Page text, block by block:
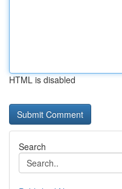
HTML is disabled
Search